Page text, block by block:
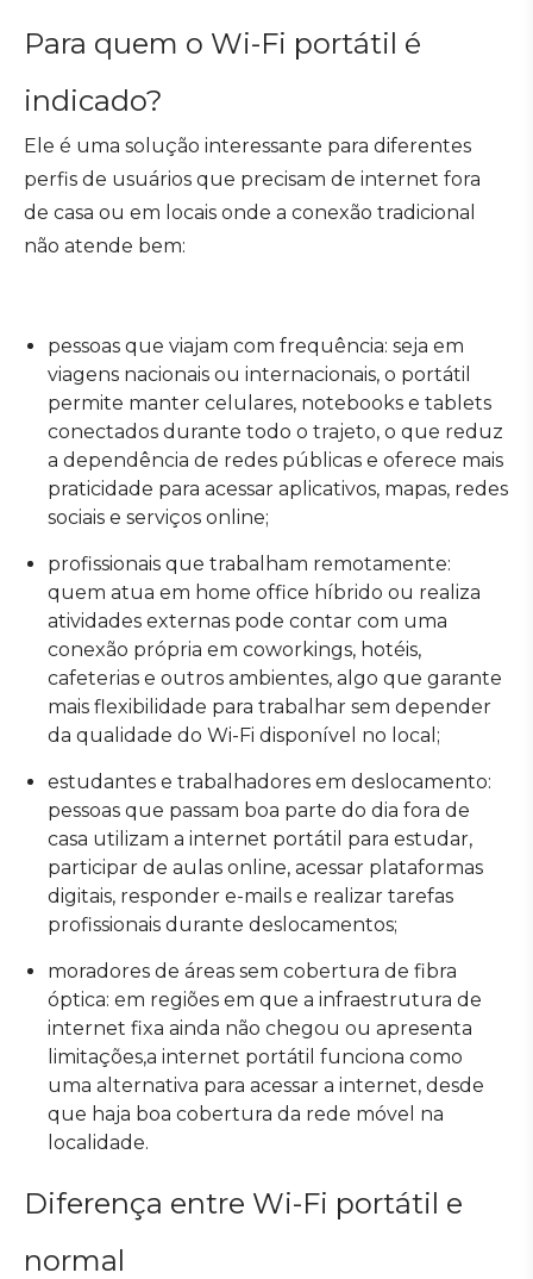
Para quem o Wi-Fi portátil é
indicado?
Ele é uma solução interessante para diferentes
perfis de usuários que precisam de internet fora
de casa ou em locais onde a conexão tradicional
não atende bem:
pessoas que viajam com frequência: seja em
viagens nacionais ou internacionais, o portátil
permite manter celulares, notebooks e tablets
conectados durante todo o trajeto, o que reduz
a dependência de redes públicas e oferece mais
praticidade para acessar aplicativos, mapas, redes
sociais e serviços online;
profissionais que trabalham remotamente:
quem atua em home office híbrido ou realiza
atividades externas pode contar com uma
conexão própria em coworkings, hotéis,
cafeterias e outros ambientes, algo que garante
mais flexibilidade para trabalhar sem depender
da qualidade do Wi-Fi disponível no local;
estudantes e trabalhadores em deslocamento:
pessoas que passam boa parte do dia fora de
casa utilizam a internet portátil para estudar,
participar de aulas online, acessar plataformas
digitais, responder e-mails e realizar tarefas
profissionais durante deslocamentos;
moradores de áreas sem cobertura de fibra
óptica: em regiões em que a infraestrutura de
internet fixa ainda não chegou ou apresenta
limitações,a internet portátil funciona como
uma alternativa para acessar a internet, desde
que haja boa cobertura da rede móvel na
localidade.
Diferença entre Wi-Fi portátil e
normal